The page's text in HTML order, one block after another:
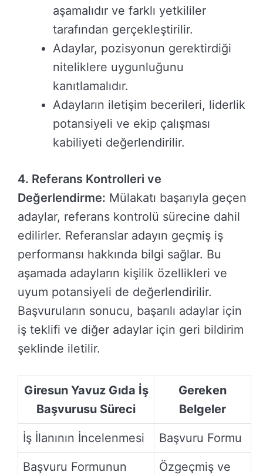
aşamalıdır ve farklı yetkililer
tarafından gerçekleştirilir.
Adaylar, pozisyonun gerektirdiği
niteliklere uygunluğunu
kanıtlamalıdır.
Adayların iletişim becerileri, liderlik
potansiyeli ve ekip çalışması
kabiliyeti değerlendirilir.
4. Referans Kontrolleri ve
Değerlendirme: Mülakatı başarıyla geçen
adaylar, referans kontrolü sürecine dahil
edilirler. Referanslar adayın geçmiş iş
performansı hakkında bilgi sağlar. Bu
aşamada adayların kişilik özellikleri ve
uyum potansiyeli de değerlendirilir.
Başvuruların sonucu, başarılı adaylar için
iş teklifi ve diğer adaylar için geri bildirim
şeklinde iletilir.
Giresun Yavuz Gıda İş
Başvurusu Süreci
Gereken
Belgeler
İş İlanının İncelenmesi Başvuru Formu
Başvuru Formunun
Özgeçmiş ve